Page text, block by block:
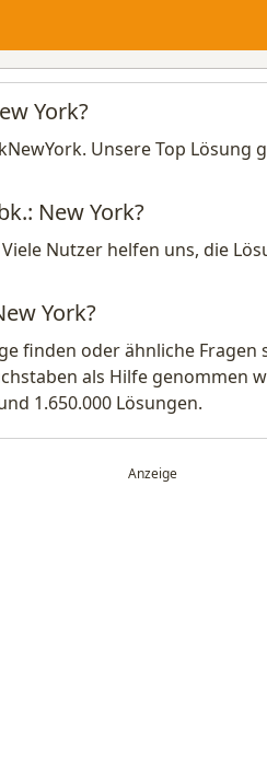
York?
Unsere Top
New York?
Viele Nutzer helfen uns, die
York?
finden oder ähnliche Fragen
als Hilfe genommen
1.650.000 Lösungen.